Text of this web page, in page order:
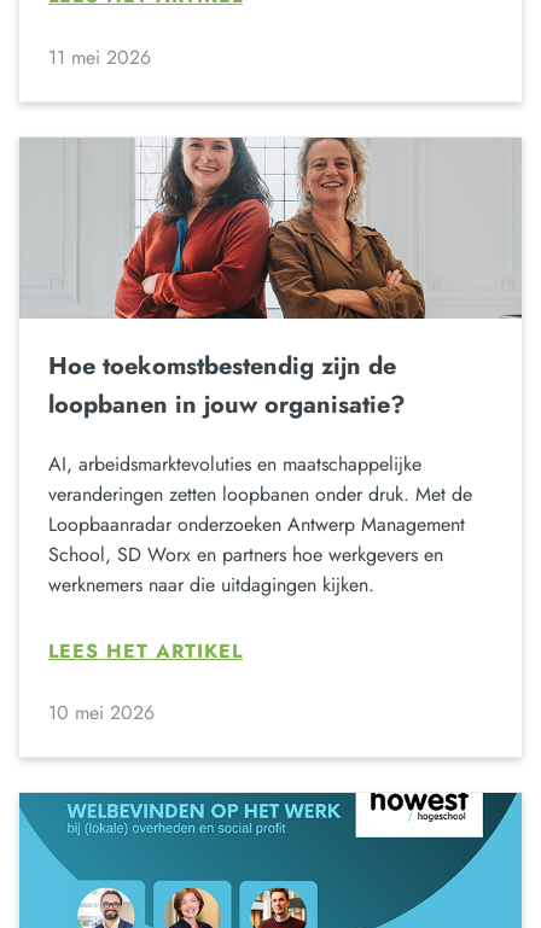
11 mei 2026
Hoe toekomstbestendig zijn de
loopbanen in jouw organisatie?
AI, arbeidsmarktevoluties en maatschappelijke
veranderingen zetten loopbanen onder druk. Met de
Loopbaanradar onderzoeken Antwerp Management
School, SD Worx en partners hoe werkgevers en
werknemers naar die uitdagingen kijken.
LEES HET ARTIKEL
10 mei 2026